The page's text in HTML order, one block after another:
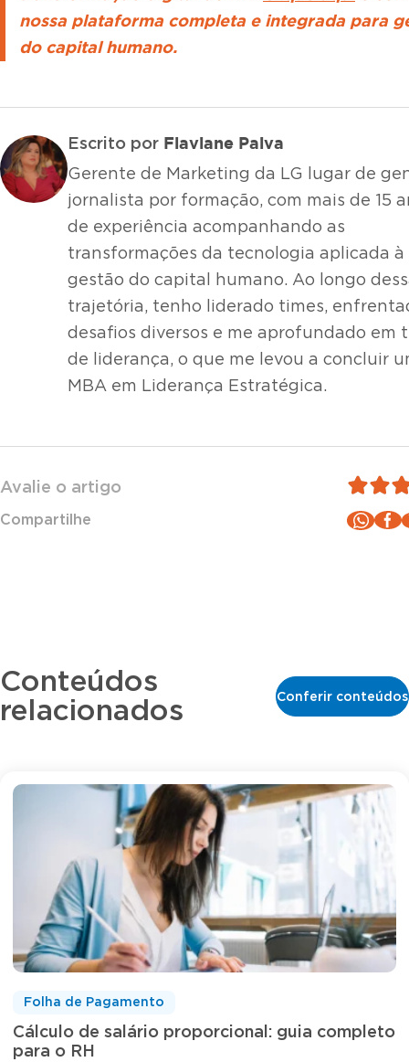
nossa plataforma completa e integrada para
do capital humano.
Escrito por Flaviane Paiva
Gerente de Marketing da LG lugar de
jornalista por formação, com mais de 15
de experiência acompanhando as
transformações da tecnologia aplicada à
gestão do capital humano. Ao longo
trajetória, tenho liderado times,
desafios diversos e me aprofundado em
de liderança, o que me levou a concluir
MBA em Liderança Estratégica.
Avalie o artigo
Compartilhe
Conteúdos
relacionados
Conferir conteúdos
Cálculo de salário proporcional: guia completo
para o RH
Folha de Pagamento